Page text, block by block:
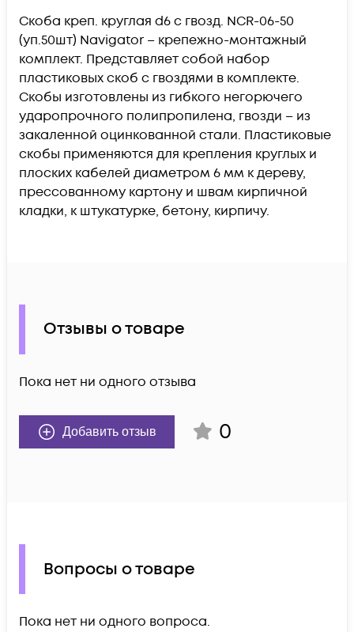
Скоба креп. круглая d6 с гвозд. NCR-06-50
(уп.50шт) Navigator – крепежно-монтажный
комплект. Представляет собой набор
пластиковых скоб с гвоздями в комплекте.
Скобы изготовлены из гибкого негорючего
ударопрочного полипропилена, гвозди – из
закаленной оцинкованной стали. Пластиковые
скобы применяются для крепления круглых и
плоских кабелей диаметром 6 мм к дереву,
прессованному картону и швам кирпичной
кладки, к штукатурке, бетону, кирпичу.
Отзывы о товаре
Пока нет ни одного отзыва
Добавить отзыв 0
Вопросы о товаре
Пока нет ни одного вопроса.